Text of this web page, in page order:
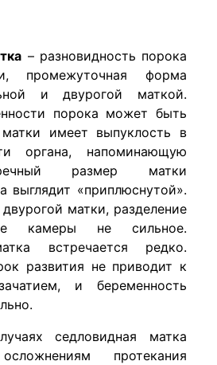
– разновидность порока
промежуточная форма
и двурогой маткой.
порока может быть
имеет выпуклость в
органа, напоминающую
размер матки
выглядит «приплюснутой».
матки, разделение
камеры не сильное.
встречается редко.
развития не приводит к
и беременность
седловидная матка
протекания